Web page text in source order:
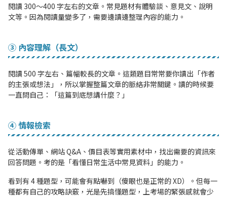
閱讀 300〜400 字左右的文章。常見題材有體驗談、意見文、說明
文等。因為閱讀量變多了，需要邊讀邊整理內容的能力。
③ 內容理解（長文）
閱讀 500 字左右、篇幅較長的文章。這類題目常常要你讀出「作者
的主張或想法」，所以掌握整篇文章的脈絡非常關鍵。讀的時候要
一直問自己：「這篇到底想講什麼？」
④ 情報檢索
從活動傳單、網站 Q&A、價目表等實用素材中，找出需要的資訊來
回答問題。考的是「看懂日常生活中常見資料」的能力。
看到有 4 種題型，可能會有點嚇到（傻眼也是正常的 XD）。但每一
種都有自己的攻略訣竅，光是先搞懂題型，上考場的緊張感就會少